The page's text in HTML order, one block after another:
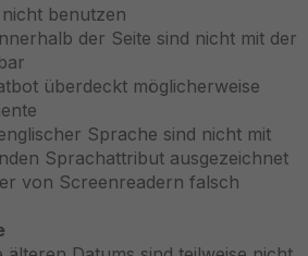
benutzen
der Seite sind nicht mit der
überdeckt möglicherweise
Sprache sind nicht mit
Sprachattribut ausgezeichnet
von Screenreadern falsch